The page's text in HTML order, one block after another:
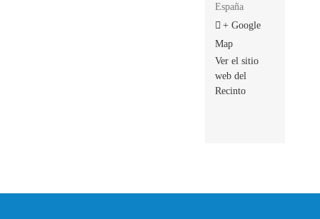
España
+ Google
Map
Ver el sitio
web del
Recinto